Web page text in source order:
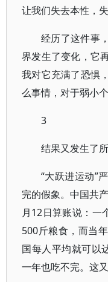
让我们失去本性，
经历了这件事
界发生了变化，它
我对它充满了恐惧
么事情，对于弱小
3
结果又发生了
“大跃进运动”
完的假象。中国共
月12日算账说：一
500斤粮食，而当
国每人平均就可以
一年也吃不完。这